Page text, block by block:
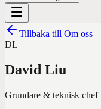
Tillbaka till Om oss
DL
David Liu
Grundare & teknisk chef